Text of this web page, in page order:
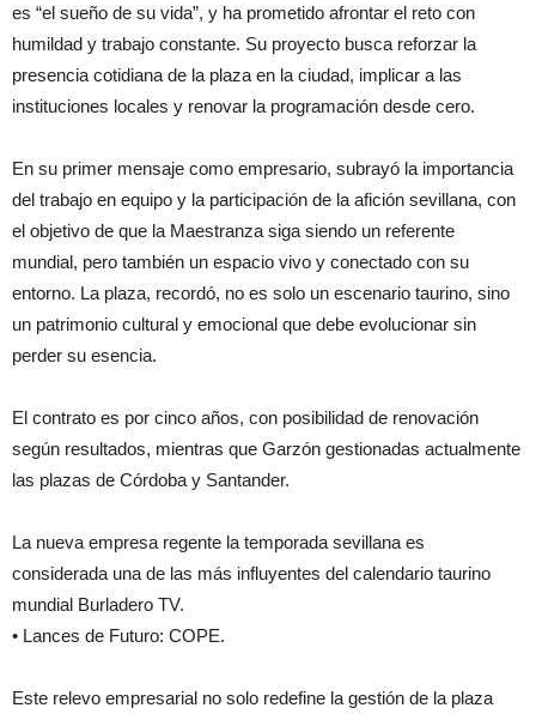
es “el sueño de su vida”, y ha prometido afrontar el reto con
humildad y trabajo constante. Su proyecto busca reforzar la
presencia cotidiana de la plaza en la ciudad, implicar a las
instituciones locales y renovar la programación desde cero.
En su primer mensaje como empresario, subrayó la importancia
del trabajo en equipo y la participación de la afición sevillana, con
el objetivo de que la Maestranza siga siendo un referente
mundial, pero también un espacio vivo y conectado con su
entorno. La plaza, recordó, no es solo un escenario taurino, sino
un patrimonio cultural y emocional que debe evolucionar sin
perder su esencia.
El contrato es por cinco años, con posibilidad de renovación
según resultados, mientras que Garzón gestionadas actualmente
las plazas de Córdoba y Santander.
La nueva empresa regente la temporada sevillana es
considerada una de las más influyentes del calendario taurino
mundial Burladero TV.
• Lances de Futuro: COPE.
Este relevo empresarial no solo redefine la gestión de la plaza